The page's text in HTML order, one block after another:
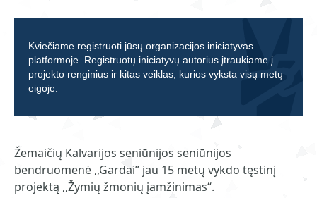
Kviečiame registruoti jūsų organizacijos iniciatyvas
platformoje. Registruotų iniciatyvų autorius įtraukiame į
projekto renginius ir kitas veiklas, kurios vyksta visų metų
eigoje.
Žemaičių Kalvarijos seniūnijos seniūnijos
bendruomenė ,,Gardai” jau 15 metų vykdo tęstinį
projektą ,,Žymių žmonių įamžinimas“.